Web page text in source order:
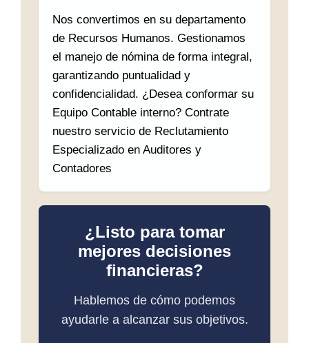
Nos convertimos en su departamento
de Recursos Humanos. Gestionamos
el manejo de nómina de forma integral,
garantizando puntualidad y
confidencialidad. ¿Desea conformar su
Equipo Contable interno? Contrate
nuestro servicio de Reclutamiento
Especializado en Auditores y
Contadores
¿Listo para tomar
mejores decisiones
financieras?
Hablemos de cómo podemos
ayudarle a alcanzar sus objetivos.